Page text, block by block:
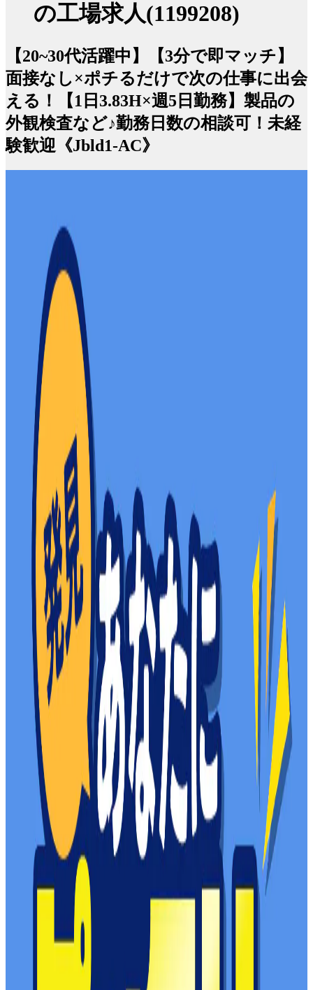
の工場求人(1199208)
【20~30代活躍中】【3分で即マッチ】
面接なし×ポチるだけで次の仕事に出会
える！【1日3.83H×週5日勤務】製品の
外観検査など♪勤務日数の相談可！未経
験歓迎《Jbld1-AC》